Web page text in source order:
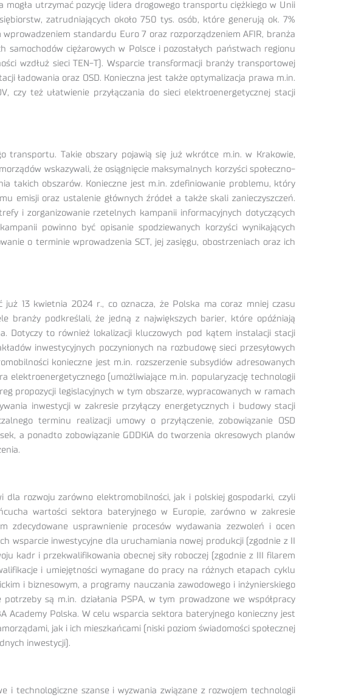
utrzymać pozycję lidera drogowego transportu ciężkiego w Unii
zatrudniających około 750 tys. osób, które generują ok. 7%
standardu Euro 7 oraz rozporządzeniem AFIR, branża
ciężarowych w Polsce i pozostałych państwach regionu
wzdłuż sieci TEN-T). Wsparcie transformacji branży transportowej
ładowania oraz OSD. Konieczna jest także optymalizacja prawa m.in.
czy też ułatwienie przyłączania do sieci elektroenergetycznej stacji
transportu. Takie obszary pojawią się już wkrótce m.in. w Krakowie,
wskazywali, że osiągnięcie maksymalnych korzyści społeczno-
takich obszarów. Konieczne jest m.in. zdefiniowanie problemu, który
emisji oraz ustalenie głównych źródeł a także skali zanieczyszczeń.
i zorganizowanie rzetelnych kampanii informacyjnych dotyczących
powinno być opisanie spodziewanych korzyści wynikających
o terminie wprowadzenia SCT, jej zasięgu, obostrzeniach oraz ich
13 kwietnia 2024 r., co oznacza, że Polska ma coraz mniej czasu
branży podkreślali, że jedną z największych barier, które opóźniają
Dotyczy to również lokalizacji kluczowych pod kątem instalacji stacji
inwestycyjnych poczynionych na rozbudowę sieci przesyłowych
konieczne jest m.in. rozszerzenie subsydiów adresowanych
elektroenergetycznego (umożliwiające m.in. popularyzację technologii
propozycji legislacyjnych w tym obszarze, wypracowanych w ramach
inwestycji w zakresie przyłączy energetycznych i budowy stacji
terminu realizacji umowy o przyłączenie, zobowiązanie OSD
a ponadto zobowiązanie GDDKiA do tworzenia okresowych planów
dla rozwoju zarówno elektromobilności, jak i polskiej gospodarki, czyli
wartości sektora bateryjnego w Europie, zarówno w zakresie
usprawnienie procesów wydawania zezwoleń i ocen
wsparcie inwestycyjne dla uruchamiania nowej produkcji (zgodnie z II
kadr i przekwalifikowania obecnej siły roboczej (zgodnie z III filarem
i umiejętności wymagane do pracy na różnych etapach cyklu
i biznesowym, a programy nauczania zawodowego i inżynierskiego
są m.in. działania PSPA, w tym prowadzone we współpracy
Academy Polska. W celu wsparcia sektora bateryjnego konieczny jest
jak i ich mieszkańcami (niski poziom świadomości społecznej
inwestycji).
i technologiczne szanse i wyzwania związane z rozwojem technologii